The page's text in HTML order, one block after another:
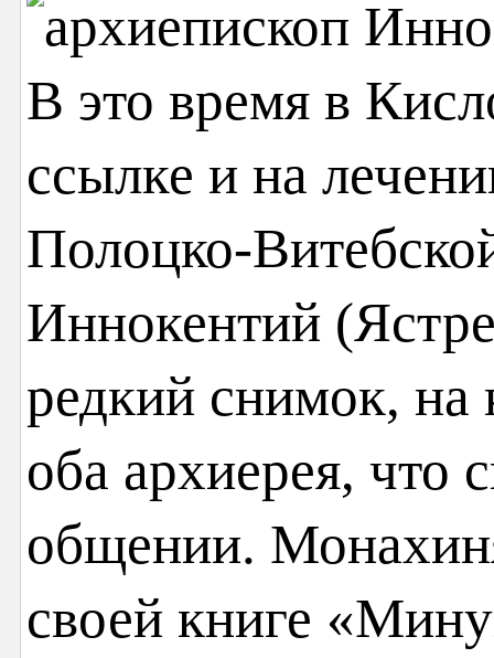
В это время в
ссылке и на
Полоцко-
Иннокентий
редкий снимок, на
оба архиерея, что
общении.
своей книге